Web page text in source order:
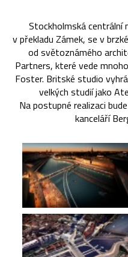
Stockholmská centrální
v překladu Zámek, se v
od světoznámého
Partners, které vede
Foster. Britské studio
velkých studií jako
Na postupné realizaci
kanceláří